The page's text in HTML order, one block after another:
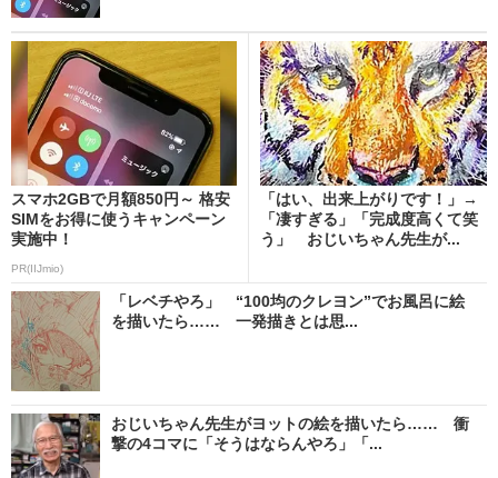
スマホ2GBで月額850円～ 格安
SIMをお得に使うキャンペーン
実施中！
PR(IIJmio)
「はい、出来上がりです！」→
「凄すぎる」「完成度高くて笑
う」 おじいちゃん先生が...
「レベチやろ」 “100均のクレヨン”でお風呂に絵
を描いたら…… 一発描きとは思...
おじいちゃん先生がヨットの絵を描いたら…… 衝
撃の4コマに「そうはならんやろ」「...